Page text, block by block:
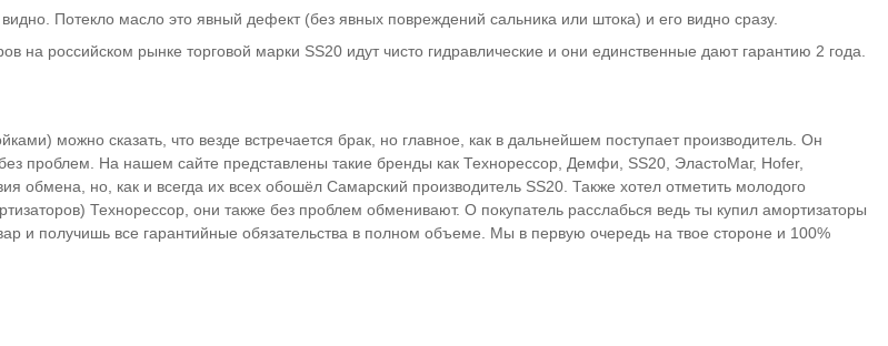
Потекло масло это явный дефект (без явных повреждений сальника или штока) и его видно сразу.
на российском рынке торговой марки SS20 идут чисто гидравлические и они единственные дают гарантию 2 года.
можно сказать, что везде встречается брак, но главное, как в дальнейшем поступает производитель. Он
проблем. На нашем сайте представлены такие бренды как Технорессор, Демфи, SS20, ЭластоМаг, Hofer,
обмена, но, как и всегда их всех обошёл Самарский производитель SS20. Также хотел отметить молодого
Технорессор, они также без проблем обменивают. О покупатель расслабься ведь ты купил амортизаторы
и получишь все гарантийные обязательства в полном объеме. Мы в первую очередь на твое стороне и 100%